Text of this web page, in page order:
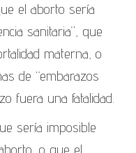
el aborto sería
sanitaria”, que
materna, o
de “embarazos
fuera una fatalidad.
sería imposible
o que el